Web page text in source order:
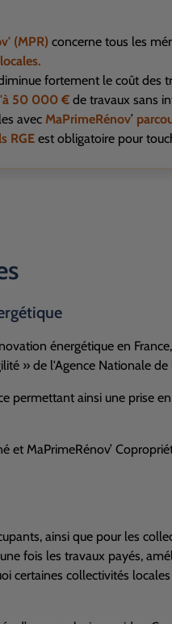
(MPR)concerne tous les
fortement le coût des
50 000 € de travaux sans
avecMaPrimeRénov’
RGE est obligatoire pour
énergétique en
» de l'Agence Nationale
permettant ainsi une prise
et MaPrimeRénov’
ainsi que pour les
fois les travaux payés,
certaines collectivités